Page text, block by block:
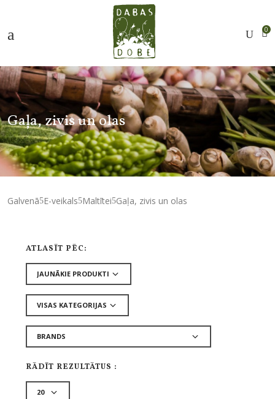
0
Gaļa, zivis un olas
Galvenā E-veikals Maltītei Gaļa, zivis un olas
ATLASĪT PĒC:
RĀDĪT REZULTĀTUS :